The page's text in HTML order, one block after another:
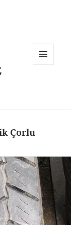
Çorlu